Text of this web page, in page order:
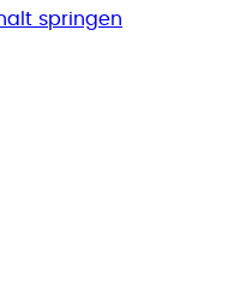
springen